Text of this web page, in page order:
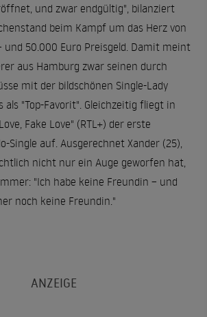
und zwar endgültig", bilanziert
beim Kampf um das Herz von
und 50.000 Euro Preisgeld. Damit meint
aus Hamburg zwar seinen durch
mit der bildschönen Single-Lady
als "Top-Favorit". Gleichzeitig fliegt in
Fake Love" (RTL+) der erste
Single auf. Ausgerechnet Xander (25),
nicht nur ein Auge geworfen hat,
"Ich habe keine Freundin – und
noch keine Freundin."